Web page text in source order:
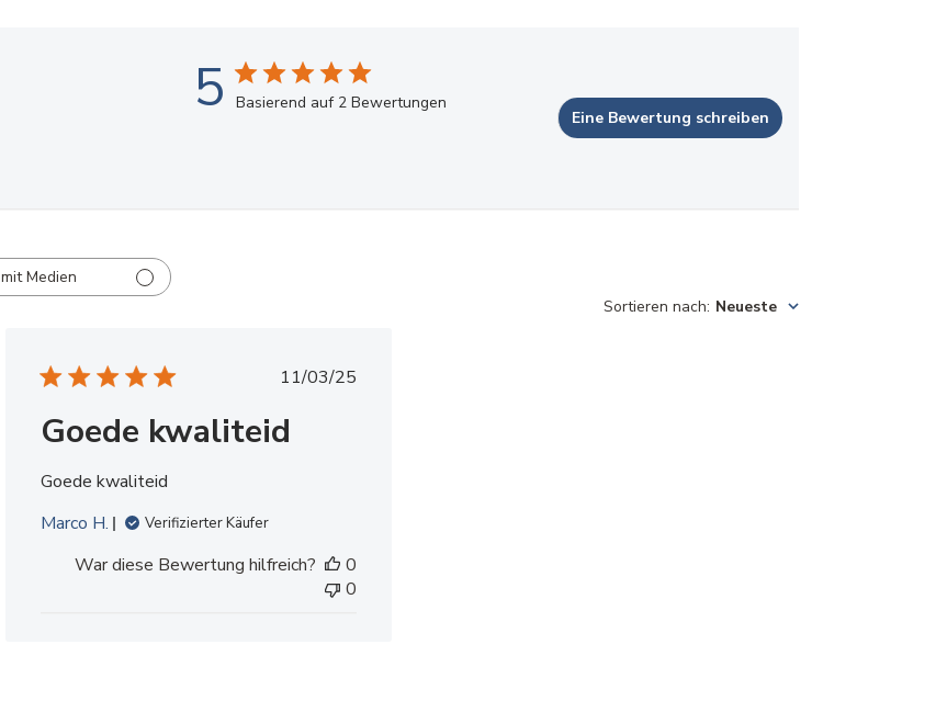
5 Basierend auf 2 Bewertungen
Eine Bewertung schreiben
mit Medien
Sortieren nach: Neueste
V
t
11/03/25
Goede kwaliteid
Goede kwaliteid
Marco H.
Verifizierter Käufer
War diese Bewertung hilfreich?
0
0